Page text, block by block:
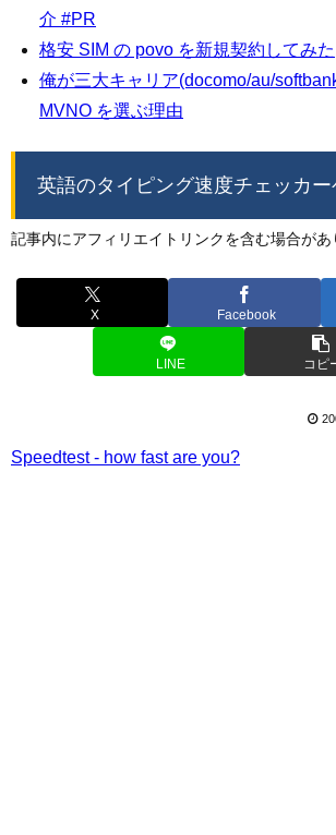
介 #PR
格安 SIM の povo を新規契約してみた
俺が三大キャリア(docomo/au/
MVNO を選ぶ理由
英語のタイピング速度チェッカー
記事内にアフィリエイトリンクを含む場合があ
X Facebook
LINE コピ
Speedtest - how fast are you?